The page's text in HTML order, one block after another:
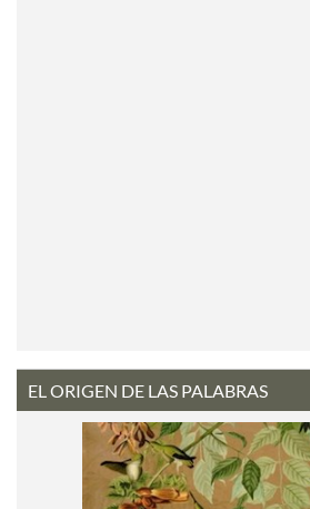
EL ORIGEN DE LAS PALABRAS